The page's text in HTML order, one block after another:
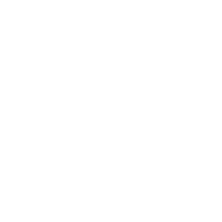
are used to help us analyze how the website is used and to offer